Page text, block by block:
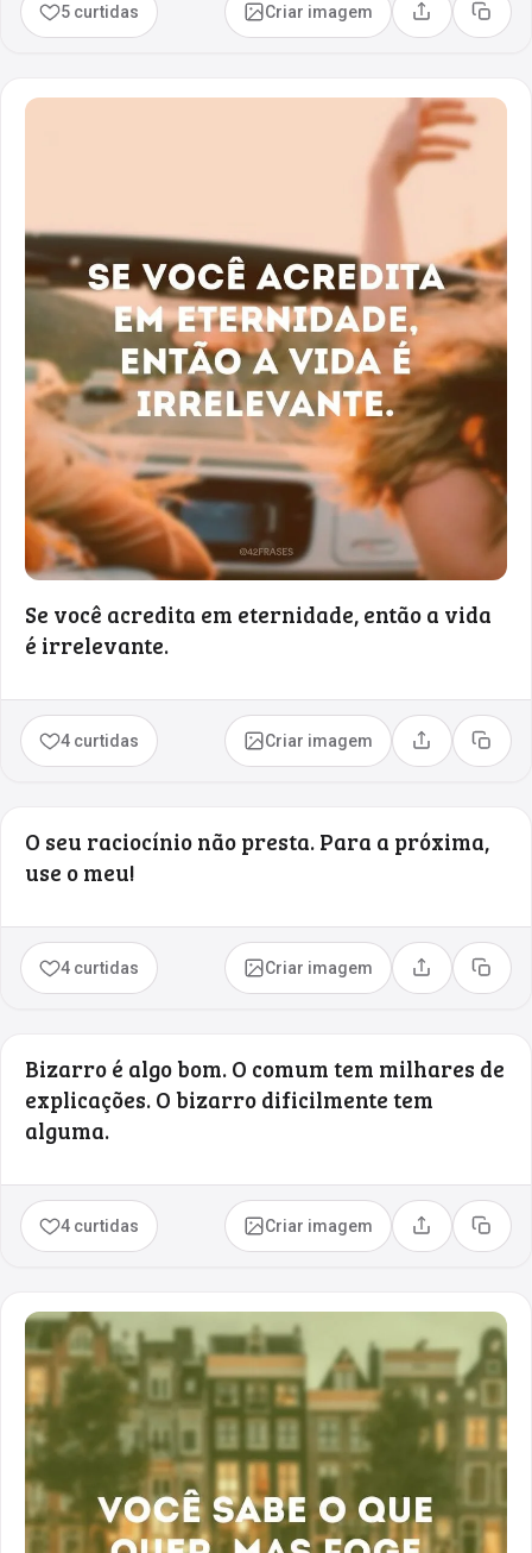
5 curtidas Criar imagem Compartilhar
Copiar
Se você acredita em eternidade, então a vida
é irrelevante.
4 curtidas Criar imagem Compartilhar
Copiar
O seu raciocínio não presta. Para a próxima,
use o meu!
4 curtidas Criar imagem Compartilhar
Copiar
Bizarro é algo bom. O comum tem milhares de
explicações. O bizarro dificilmente tem
alguma.
4 curtidas Criar imagem Compartilhar
Copiar